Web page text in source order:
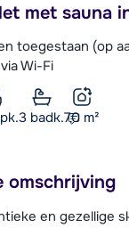
met sauna
toegestaan (op
Wi-Fi
3 badk.70 m²
omschrijving
en gezellige